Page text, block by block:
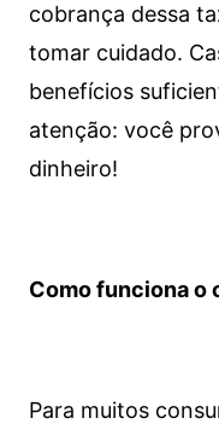
cobrança dessa
tomar cuidado.
benefícios
atenção: você
dinheiro!
Como funciona o
Para muitos